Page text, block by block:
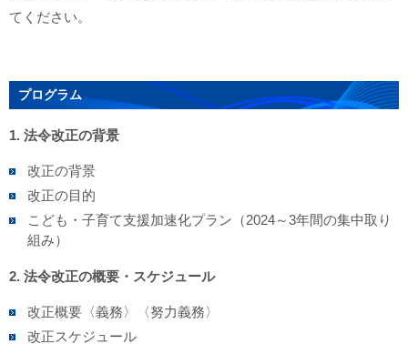
てください。
プログラム
1. 法令改正の背景
改正の背景
改正の目的
こども・子育て支援加速化プラン（2024～3年間の集中取り
組み）
2. 法令改正の概要・スケジュール
改正概要〈義務〉〈努力義務〉
改正スケジュール